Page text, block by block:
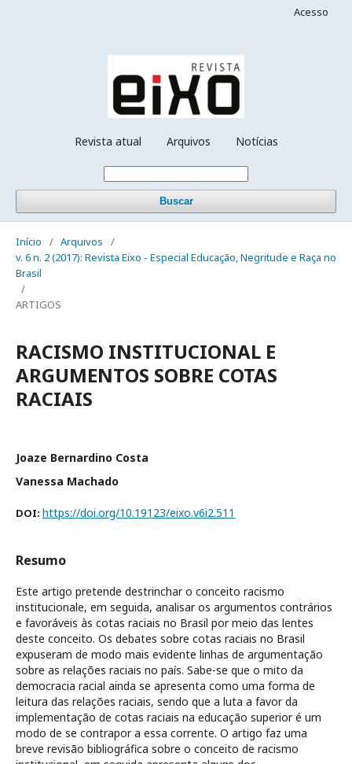
Revista atual Arquivos Notícias
Buscar
Acesso
Início / Arquivos
/
v. 6 n. 2 (2017): Revista Eixo - Especial Educação, Negritude e Raça no
Brasil
/
ARTIGOS
RACISMO INSTITUCIONAL E
ARGUMENTOS SOBRE COTAS
RACIAIS
Joaze Bernardino Costa
Vanessa Machado
DOI: https://doi.org/10.19123/eixo.v6i2.511
Resumo
Este artigo pretende destrinchar o conceito racismo
institucionale, em seguida, analisar os argumentos contrários
e favoráveis às cotas raciais no Brasil por meio das lentes
deste conceito. Os debates sobre cotas raciais no Brasil
expuseram de modo mais evidente linhas de argumentação
sobre as relações raciais no país. Sabe-se que o mito da
democracia racial ainda se apresenta como uma forma de
leitura das relações raciais, sendo que a luta a favor da
implementação de cotas raciais na educação superior é um
modo de se contrapor a essa corrente. O artigo faz uma
breve revisão bibliográfica sobre o conceito de racismo